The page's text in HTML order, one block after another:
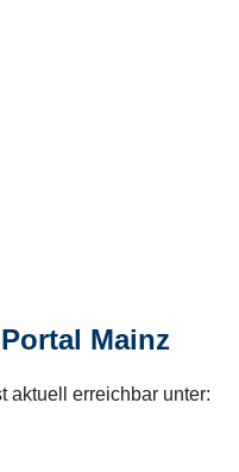
Mainz
aktuell erreichbar unter: